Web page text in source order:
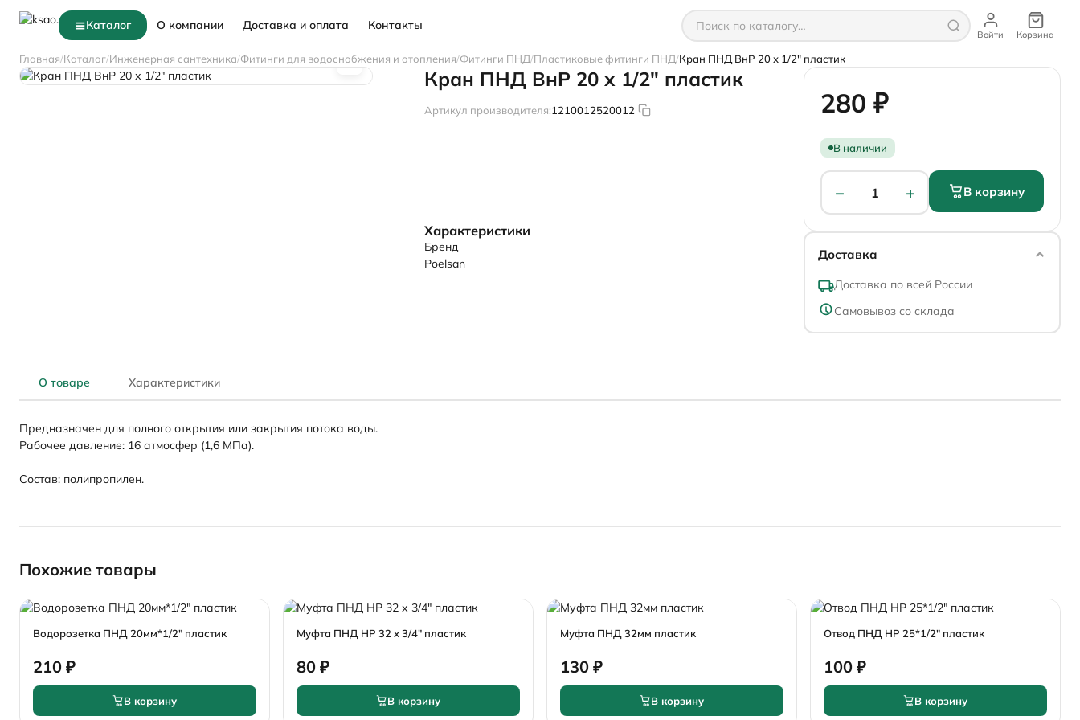
Каталог О компании Доставка и оплата Контакты
Войти Корзина
Главная Каталог Инженерная сантехника Фитинги для водоснобжения и отопления Фитинги ПНД Пластиковые фитинги ПНД Кран ПНД ВнР 20 х 1/2" пластик
Кран ПНД ВнР 20 х 1/2" пластик
Артикул производителя:1210012520012 280 ₽
В наличии
− 1 + В корзину
Доставка
Доставка по всей России
Самовывоз со склада
Характеристики
Бренд
Poelsan
О товаре Характеристики
Предназначен для полного открытия или закрытия потока воды.
Рабочее давление: 16 атмосфер (1,6 МПа).
Состав: полипропилен.
Похожие товары
Водорозетка ПНД 20мм*1/2" пластик
210 ₽
В корзину
Муфта ПНД НР 32 х 3/4" пластик
80 ₽
В корзину
Муфта ПНД 32мм пластик
130 ₽
В корзину
Отвод ПНД НР 25*1/2" пластик
100 ₽
В корзину